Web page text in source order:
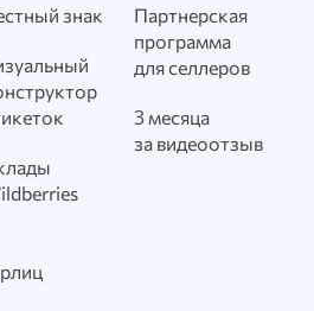
знак
Партнерская
программа
для селлеров
3 месяца
за видеоотзыв